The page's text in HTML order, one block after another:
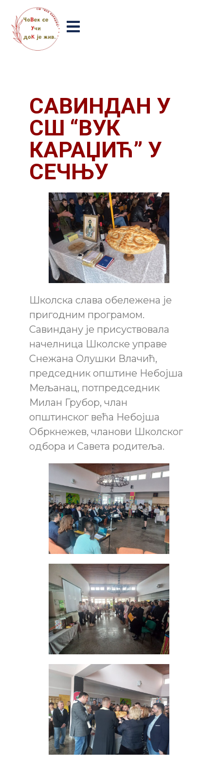
САВИНДАН У
СШ “ВУК
КАРАЏИЋ” У
СЕЧЊУ
Школска слава обележена је
пригодним програмом.
Савиндану је присуствовала
начелница Школске управе
Снежанa Олушки Влачић,
председник општине Небојша
Мељанац, потпредседник
Милан Грубор, члан
општинског већа Небојша
Обркнежев, чланови Школског
одбора и Савета родитеља.